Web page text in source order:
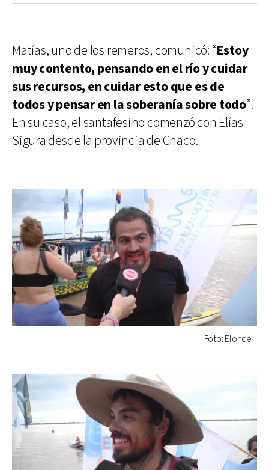
Matías, uno de los remeros, comunicó: “Estoy
muy contento, pensando en el río y cuidar
sus recursos, en cuidar esto que es de
todos y pensar en la soberanía sobre todo”.
En su caso, el santafesino comenzó con Elías
Sigura desde la provincia de Chaco.
Foto: Elonce